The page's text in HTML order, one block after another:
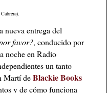
nueva entrega del
favor?, conducido por
noche en Radio
un tanto
Martí deBlackie Books
y de cómo funciona